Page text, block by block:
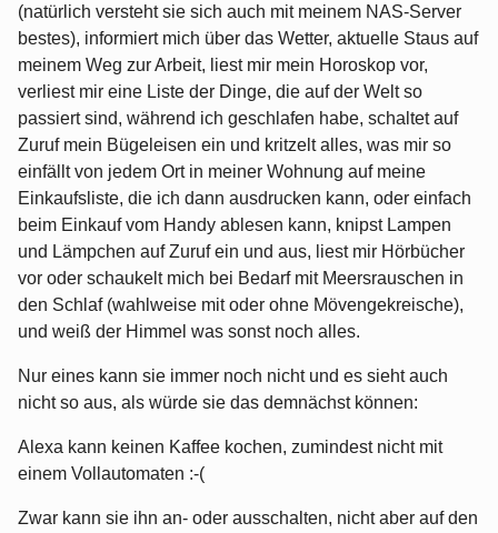
(natürlich versteht sie sich auch mit meinem NAS-Server
bestes), informiert mich über das Wetter, aktuelle Staus auf
meinem Weg zur Arbeit, liest mir mein Horoskop vor,
verliest mir eine Liste der Dinge, die auf der Welt so
passiert sind, während ich geschlafen habe, schaltet auf
Zuruf mein Bügeleisen ein und kritzelt alles, was mir so
einfällt von jedem Ort in meiner Wohnung auf meine
Einkaufsliste, die ich dann ausdrucken kann, oder einfach
beim Einkauf vom Handy ablesen kann, knipst Lampen
und Lämpchen auf Zuruf ein und aus, liest mir Hörbücher
vor oder schaukelt mich bei Bedarf mit Meersrauschen in
den Schlaf (wahlweise mit oder ohne Mövengekreische),
und weiß der Himmel was sonst noch alles.
Nur eines kann sie immer noch nicht und es sieht auch
nicht so aus, als würde sie das demnächst können:
Alexa kann keinen Kaffee kochen, zumindest nicht mit
einem Vollautomaten :-(
Zwar kann sie ihn an- oder ausschalten, nicht aber auf den